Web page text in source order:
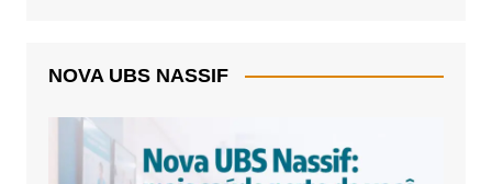
NOVA UBS NASSIF